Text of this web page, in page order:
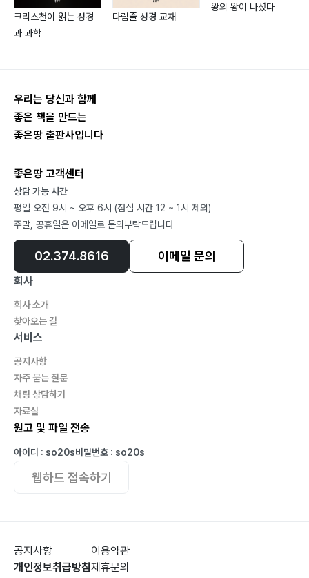
크리스천이 읽는 성경
과 과학
다림줄 성경 교재
왕의 왕이 나셨다
우리는 당신과 함께
좋은 책을 만드는
좋은땅 출판사입니다
좋은땅 고객센터
상담 가능 시간
평일 오전 9시 ~ 오후 6시 (점심 시간 12 ~ 1시 제외)
주말, 공휴일은 이메일로 문의부탁드립니다
02.374.8616 이메일 문의
회사
회사 소개
찾아오는 길
서비스
공지사항
자주 묻는 질문
채팅 상담하기
자료실
원고 및 파일 전송
아이디 : so20s비밀번호 : so20s
웹하드 접속하기
공지사항
개인정보취급방침
이용약관
제휴문의